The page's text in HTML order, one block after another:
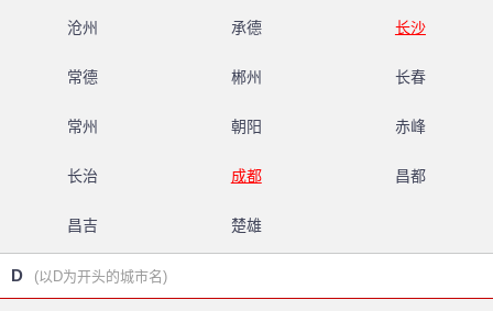
沧州 承德 长沙
常德 郴州 长春
常州 朝阳 赤峰
长治 成都 昌都
昌吉 楚雄
D (以D为开头的城市名)